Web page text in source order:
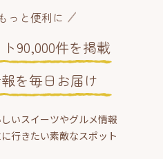
っと便利に
90,000件を掲載
を毎日お届け
いスイーツやグルメ情報
行きたい素敵なスポット